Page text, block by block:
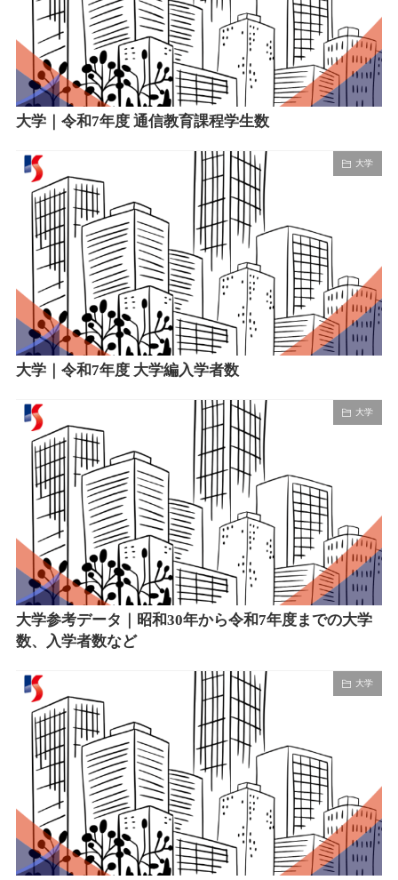
大学｜令和7年度 通信教育課程学生数
大学
大学｜令和7年度 大学編入学者数
大学
大学参考データ｜昭和30年から令和7年度までの大学
数、入学者数など
大学